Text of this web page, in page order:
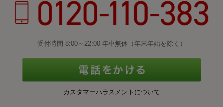
受付時間 8:00～22:00 年中無休（年末年始を除く）
カスタマーハラスメントについて